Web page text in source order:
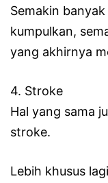
Semakin
kumpulkan,
yang akhirnya
4. Stroke
Hal yang sama
stroke.
Lebih khusus